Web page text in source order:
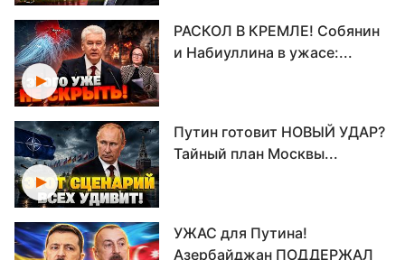
РАСКОЛ В КРЕМЛЕ! Собянин
и Набиуллина в ужасе:...
Путин готовит НОВЫЙ УДАР?
Тайный план Москвы...
УЖАС для Путина!
Азербайджан ПОДДЕРЖАЛ